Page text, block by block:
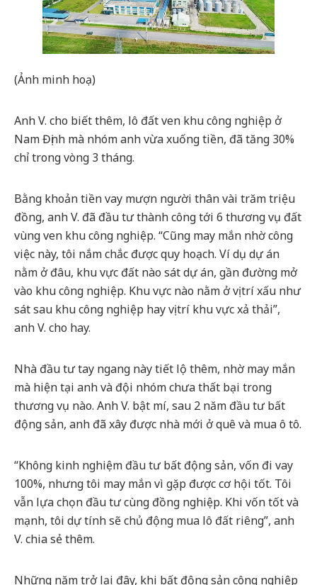
(Ảnh minh hoạ)
Anh V. cho biết thêm, lô đất ven khu công nghiệp ở
Nam Định mà nhóm anh vừa xuống tiền, đã tăng 30%
chỉ trong vòng 3 tháng.
Bằng khoản tiền vay mượn người thân vài trăm triệu
đồng, anh V. đã đầu tư thành công tới 6 thương vụ đất
vùng ven khu công nghiệp. “Cũng may mắn nhờ công
việc này, tôi nắm chắc được quy hoạch. Ví dụ dự án
nằm ở đâu, khu vực đất nào sát dự án, gần đường mở
vào khu công nghiệp. Khu vực nào nằm ở vị trí xấu như
sát sau khu công nghiệp hay vị trí khu vực xả thải”,
anh V. cho hay.
Nhà đầu tư tay ngang này tiết lộ thêm, nhờ may mắn
mà hiện tại anh và đội nhóm chưa thất bại trong
thương vụ nào. Anh V. bật mí, sau 2 năm đầu tư bất
động sản, anh đã xây được nhà mới ở quê và mua ô tô.
“Không kinh nghiệm đầu tư bất động sản, vốn đi vay
100%, nhưng tôi may mắn vì gặp được cơ hội tốt. Tôi
vẫn lựa chọn đầu tư cùng đồng nghiệp. Khi vốn tốt và
mạnh, tôi dự tính sẽ chủ động mua lô đất riêng”, anh
V. chia sẻ thêm.
Những năm trở lại đây, khi bất động sản công nghiệp